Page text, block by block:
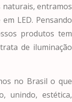
naturais, entramos
LED. Pensando
produtos tem
de iluminação
no Brasil o que
unindo, estética,